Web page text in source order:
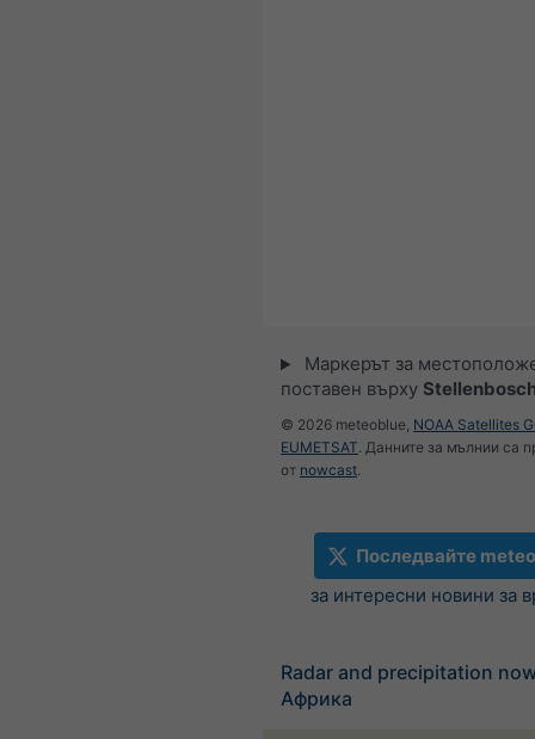
Маркерът за
поставен върху
© 2026 meteoblue, NOAA Satellites
EUMETSAT. Данните за мълнии са
от nowcast.
Последвайте
за интересни новини за
Radar and precipitation
Африка